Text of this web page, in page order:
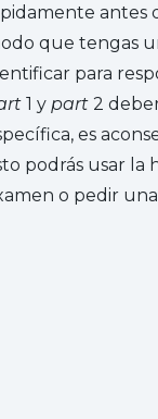
antes
que tengas
para
1 ypart 2
es
podrás usar la
o pedir